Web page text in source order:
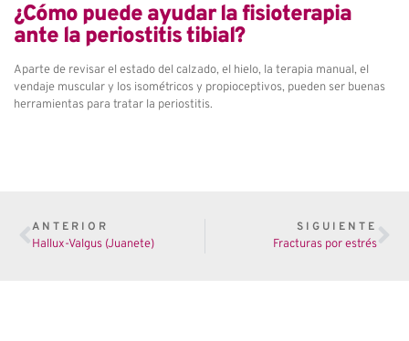
¿Cómo puede ayudar la fisioterapia
ante la periostitis tibial?
Aparte de revisar el estado del calzado, el hielo, la terapia manual, el
vendaje muscular y los isométricos y propioceptivos, pueden ser buenas
herramientas para tratar la periostitis.
ANTERIOR
Hallux-Valgus (Juanete)
SIGUIENTE
Fracturas por estrés